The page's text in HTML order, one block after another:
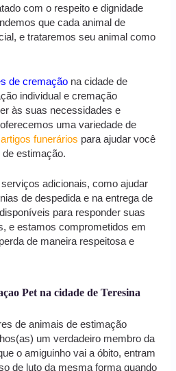
com o respeito e dignidade
que cada animal de
e trataremos seu animal como
de cremação na cidade de
individual e cremação
às suas necessidades e
uma variedade de
artigos funerários para ajudar você
estimação.
adicionais, como ajudar
de despedida e na entrega de
para responder suas
e estamos comprometidos em
de maneira respeitosa e
Pet na cidade de Teresina
de animais de estimação
um verdadeiro membro da
o amiguinho vai a óbito, entram
de luto da mesma forma quando